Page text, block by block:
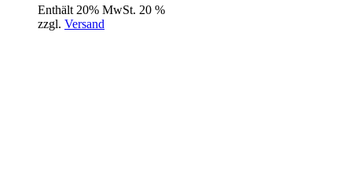
Enthält 20% MwSt. 20 %
zzgl. Versand